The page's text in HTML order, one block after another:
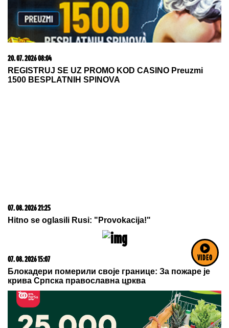
VIDEO
20. 07. 2026 08:04
REGISTRUJ SE UZ PROMO KOD CASINO Preuzmi
1500 BESPLATNIH SPINOVA
07. 08. 2026 21:25
Hitno se oglasili Rusi: "Provokacija!"
07. 08. 2026 15:07
Блокадери померили своје границе: За пожаре је
крива Српска православна црква